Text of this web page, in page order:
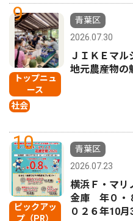
9
トップニュ
ース
社会
青葉区
2026.07.30
ＪＩＫＥマ
地元農産物の
10
ピックアッ
プ（PR）
青葉区
2026.07.23
横浜Ｆ・マ
金庫 年０・
０２６年10